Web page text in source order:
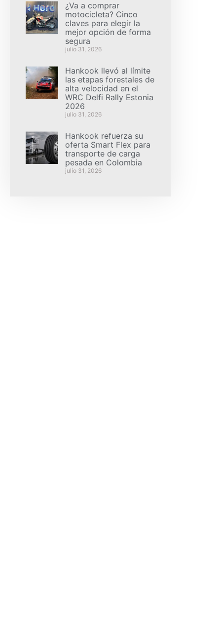
¿Va a comprar
motocicleta? Cinco
claves para elegir la
mejor opción de forma
segura
julio 31, 2026
Hankook llevó al límite
las etapas forestales de
alta velocidad en el
WRC Delfi Rally Estonia
2026
julio 31, 2026
Hankook refuerza su
oferta Smart Flex para
transporte de carga
pesada en Colombia
julio 31, 2026